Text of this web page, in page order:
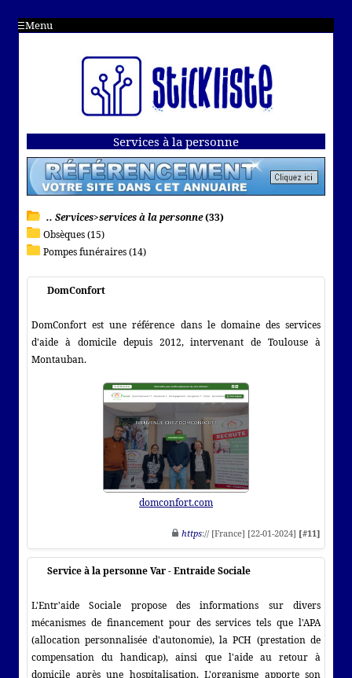
Menu
Services à la personne
.. Services>services à la personne(33)
Obsèques (15)
Pompes funéraires (14)
DomConfort
DomConfort est une référence dans le domaine des services
d'aide à domicile depuis 2012, intervenant de Toulouse à
Montauban.
domconfort.com
https:// [France] [22-01-2024] [#11]
Service à la personne Var - Entraide Sociale
L'Entr'aide Sociale propose des informations sur divers
mécanismes de financement pour des services tels que l'APA
(allocation personnalisée d'autonomie), la PCH (prestation de
compensation du handicap), ainsi que l'aide au retour à
domicile après une hospitalisation. L'organisme apporte son